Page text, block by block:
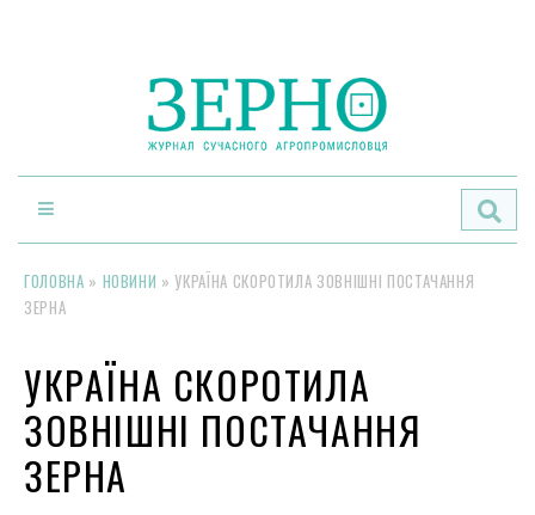
ГОЛОВНА » НОВИНИ » УКРАЇНА СКОРОТИЛА ЗОВНІШНІ ПОСТАЧАННЯ
ЗЕРНА
УКРАЇНА СКОРОТИЛА
ЗОВНІШНІ ПОСТАЧАННЯ
ЗЕРНА